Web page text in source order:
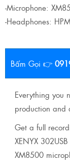
-Microphone:
-Headphones:
Bấm Gọi 👉
Everything you
production and
Get a full
XENYX
XM8500